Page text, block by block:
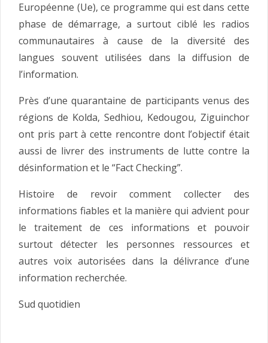
Européenne (Ue), ce programme qui est dans cette
phase de démarrage, a surtout ciblé les radios
communautaires à cause de la diversité des
langues souvent utilisées dans la diffusion de
l’information.
Près d’une quarantaine de participants venus des
régions de Kolda, Sedhiou, Kedougou, Ziguinchor
ont pris part à cette rencontre dont l’objectif était
aussi de livrer des instruments de lutte contre la
désinformation et le “Fact Checking”.
Histoire de revoir comment collecter des
informations fiables et la manière qui advient pour
le traitement de ces informations et pouvoir
surtout détecter les personnes ressources et
autres voix autorisées dans la délivrance d’une
information recherchée.
Sud quotidien